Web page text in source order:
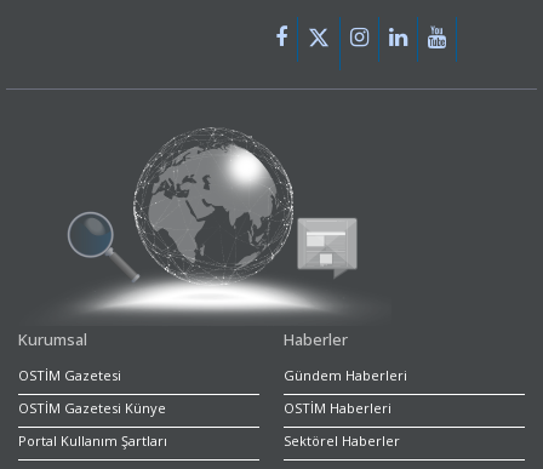
Kurumsal
OSTİM Gazetesi
OSTİM Gazetesi Künye
Portal Kullanım Şartları
Haberler
Gündem Haberleri
OSTİM Haberleri
Sektörel Haberler